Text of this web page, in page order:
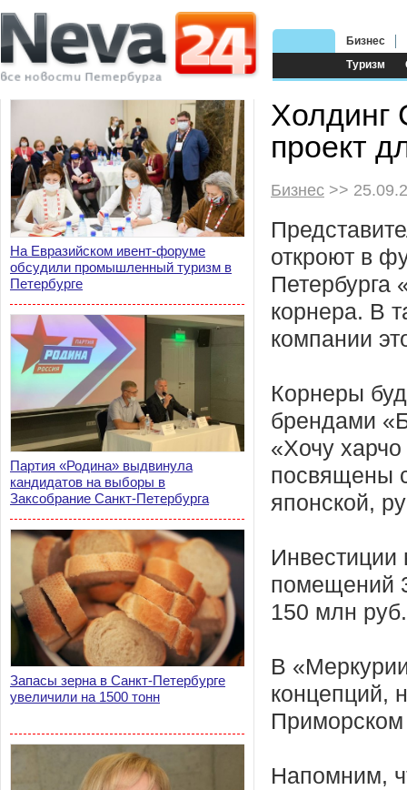
Туризм
Бизнес
На Евразийском ивент-форуме
обсудили промышленный туризм в
Петербурге
Партия «Родина» выдвинула
кандидатов на выборы в
Заксобрание Санкт-Петербурга
Запасы зерна в Санкт-Петербурге
увеличили на 1500 тонн
Холдинг
проект
Бизнес >>
откроют в
Петербурга
корнера. В
компании
Корнеры
брендами
«Хочу
посвящены
японской,
Инвестиции
помещений
150 млн
В
концепций,
Напомним,